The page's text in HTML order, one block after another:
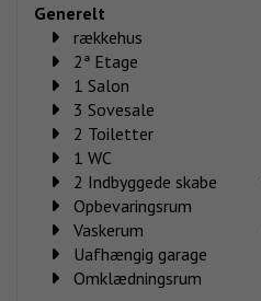
Generelt
rækkehus
2ª Etage
1 Salon
3 Sovesale
2 Toiletter
1 WC
2 Indbyggede skabe
Opbevaringsrum
Vaskerum
Uafhængig garage
Omklædningsrum